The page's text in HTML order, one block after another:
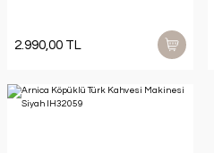
2.990,00 TL